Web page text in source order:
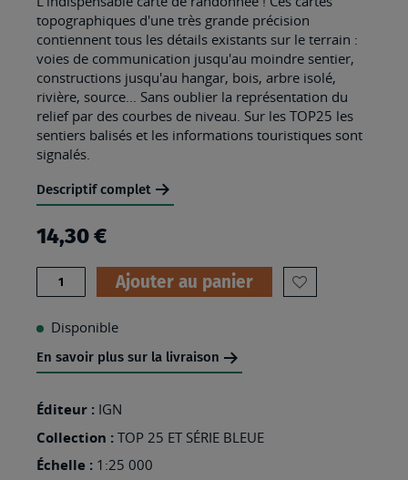
the
images
gallery
topographiques d'une très grande précision
contiennent tous les détails existants sur le terrain :
voies de communication jusqu'au moindre sentier,
constructions jusqu'au hangar, bois, arbre isolé,
rivière, source... Sans oublier la représentation du
relief par des courbes de niveau. Sur les TOP25 les
sentiers balisés et les informations touristiques sont
signalés.
Descriptif complet
14,30 €
Quantité Ajouter au panier
AJOUTER
Disponible
En savoir plus sur la livraison
Éditeur : IGN
Collection : TOP 25 ET SÉRIE BLEUE
Échelle : 1:25 000